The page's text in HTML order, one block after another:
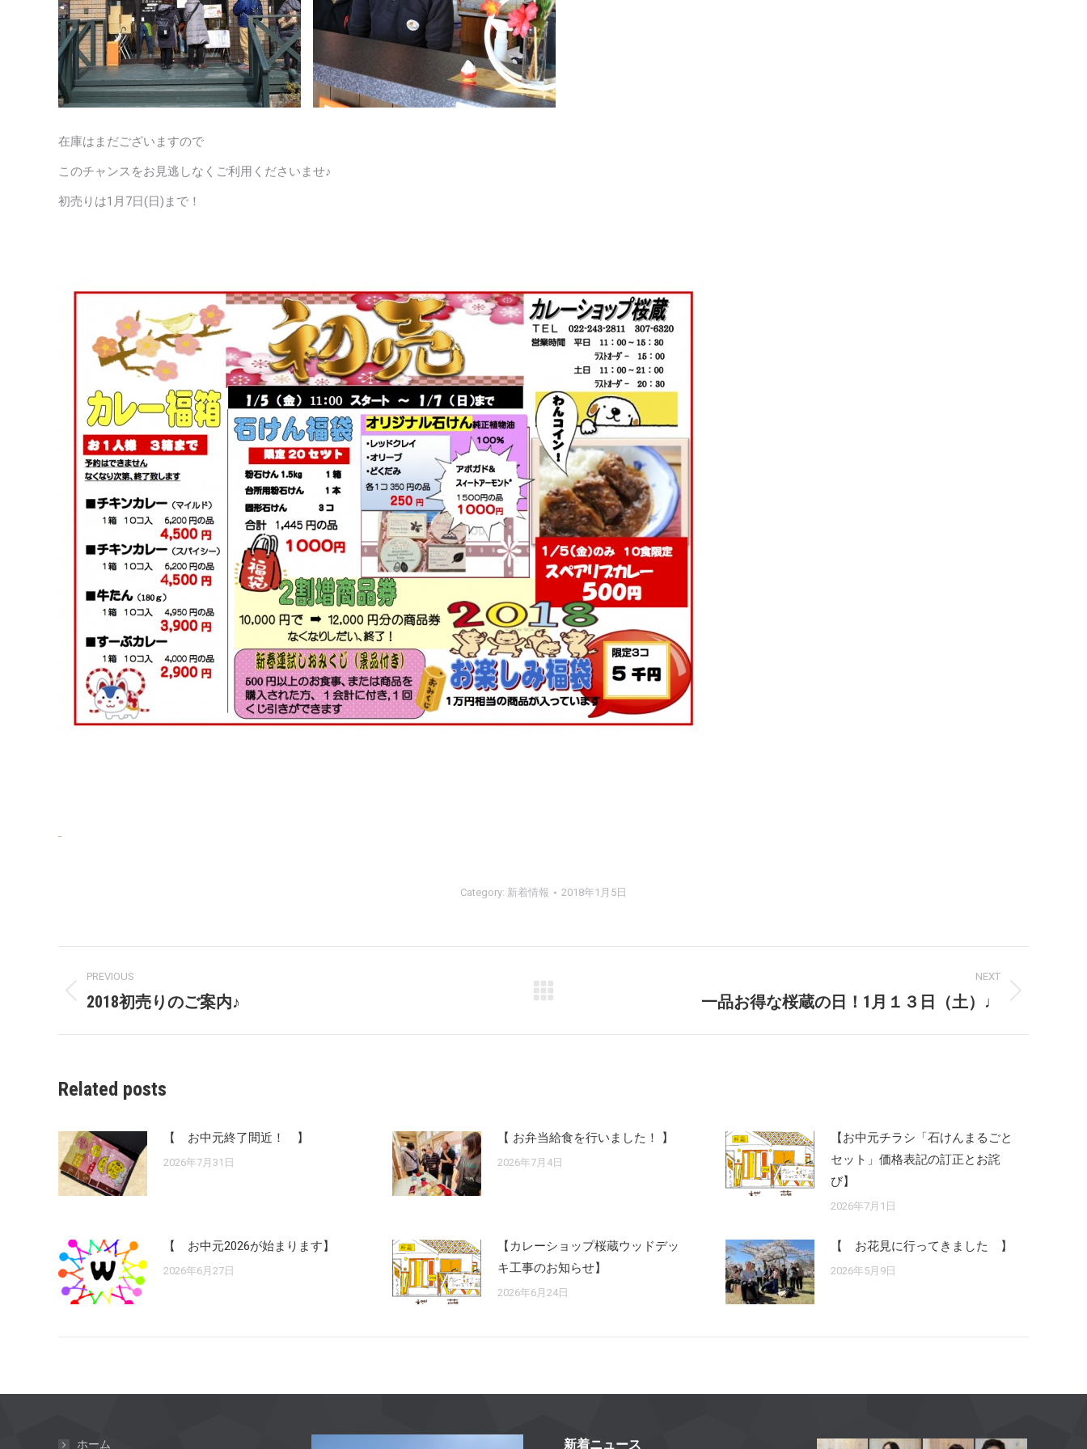
在庫はまだございますので
このチャンスをお見逃しなくご利用くださいませ♪
初売りは1月7日(日)まで！
Category: 新着情報 2018年1月5日
navigation
PREVIOUS
Previous
2018初売りのご案内♪
NEXT
一品お得な桜蔵の日！1月１３日（土）♩
Related posts
【 お中元終了間近！ 】
2026年7月31日
【 お弁当給食を行いました！ 】
2026年7月4日
【お中元チラシ「石けんまるごと
セット」価格表記の訂正とお詫
び】
2026年7月1日
【 お中元2026が始まります】
2026年6月27日
【カレーショップ桜蔵ウッドデッ
キ工事のお知らせ】
2026年6月24日
【 お花見に行ってきました 】
2026年5月9日
ホーム 新着ニュース